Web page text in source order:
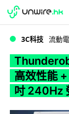
WWDC 2026
3C科技 流動
高效性能
吋 240Hz